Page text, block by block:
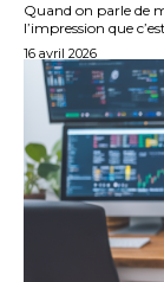
Quand on parle de
l’impression que
16 avril 2026